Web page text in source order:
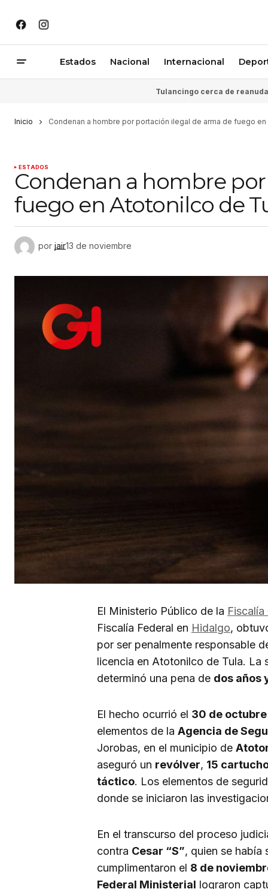
Estados Nacional Internacional
Tulancingo cerca de
Inicio Condenan a hombre por portación ilegal de arma de fuego
ESTADOS
Condenan a hombre
fuego en Atotonilco de
por jair13 de noviembre
El Ministerio Público de la Fiscalía
Fiscalía Federal en Hidalgo,
por ser penalmente responsable
licencia en Atotonilco de Tula. La
determinó una pena de dos años
El hecho ocurrió el 30 de
elementos de la Agencia de
Jorobas, en el municipio de
aseguró un revólver, 15
táctico. Los elementos de
donde se iniciaron las
En el transcurso del proceso
contra Cesar “S”, quien se había
cumplimentaron el 8 de
Federal Ministerial lograron